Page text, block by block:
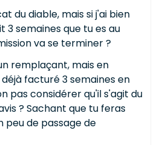
du diable, mais si j'ai bien
3 semaines que tu es au
va se terminer ?
remplaçant, mais en
facturé 3 semaines en
pas considérer qu'il s'agit du
? Sachant que tu feras
de passage de